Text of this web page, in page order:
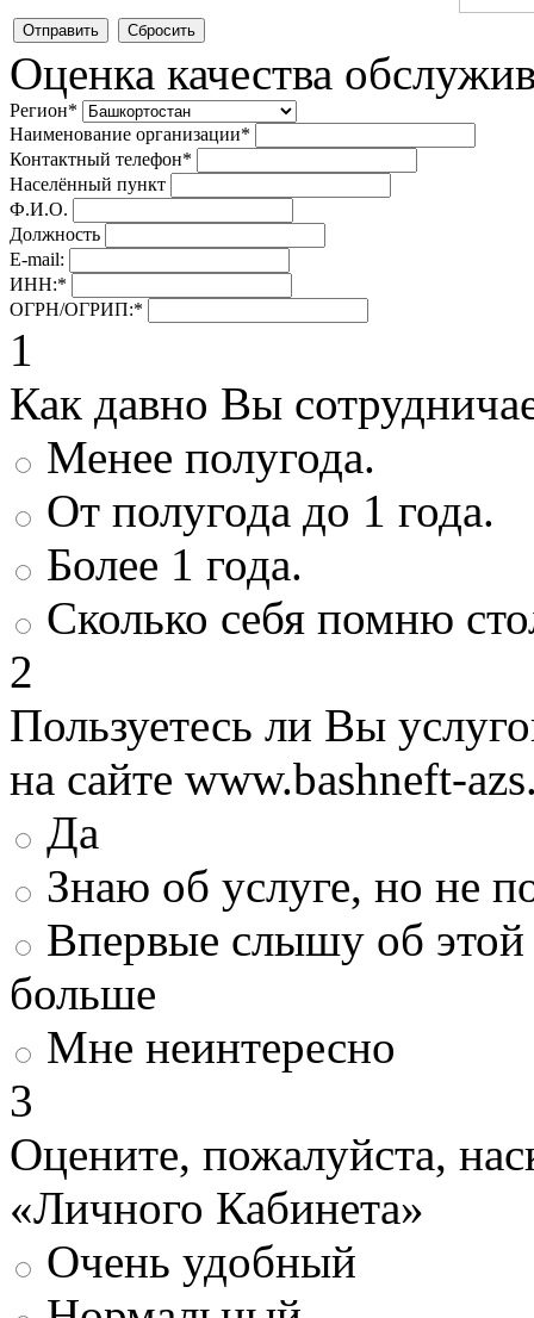
Оценка качества
Регион*
Наименование организации*
Контактный телефон*
Населённый пункт
Ф.И.О.
Должность
E-mail:
ИНН:*
ОГРН/ОГРИП:*
1
Как давно Вы
Менее полугода.
От полугода до 1 года.
Более 1 года.
Сколько себя помню
2
Пользуетесь ли Вы
на сайте www.bashneft-
Да
Знаю об услуге, но не
Впервые слышу об этой
больше
Мне неинтересно
3
Оцените, пожалуйста,
«Личного Кабинета»
Очень удобный